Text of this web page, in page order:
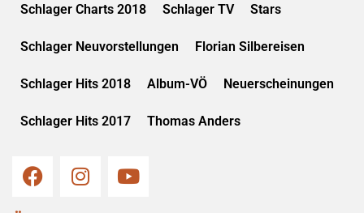
Schlager Charts 2018 Schlager TV Stars
Schlager Neuvorstellungen Florian Silbereisen
Schlager Hits 2018 Album-VÖ Neuerscheinungen
Schlager Hits 2017 Thomas Anders